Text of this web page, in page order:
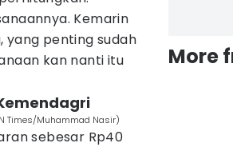
Kemarin
yang penting sudah
kan nanti itu
Times/Muhammad Nasir)
sebesar Rp40
More